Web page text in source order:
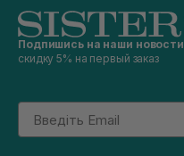
Подпишись на наши новости
скидку 5% на первый заказ
Email